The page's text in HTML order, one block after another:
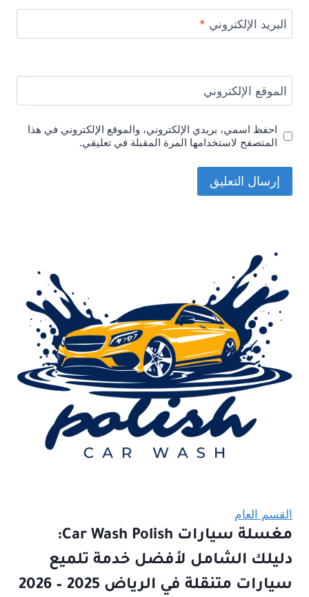
البريد الإلكتروني *
الموقع الإلكتروني
احفظ اسمي، بريدي الإلكتروني، والموقع الإلكتروني في هذا
المتصفح لاستخدامها المرة المقبلة في تعليقي.
القسم العام
مغسلة سيارات Car Wash Polish:
دليلك الشامل لأفضل خدمة تلميع
سيارات متنقلة في الرياض 2025 – 2026